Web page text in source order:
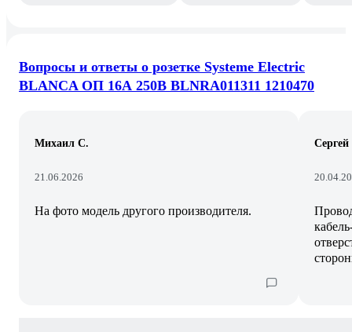
Вопросы и ответы о розетке Systeme Electric
BLANCA ОП 16А 250В BLNRA011311 1210470
Михаил С.
21.06.2026
На фото модель другого производителя.
Сергей